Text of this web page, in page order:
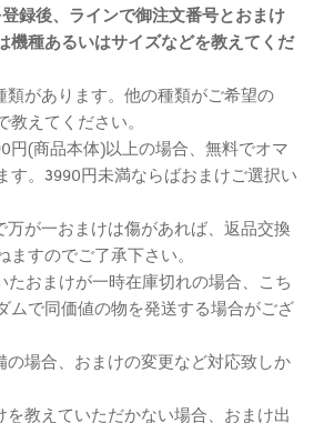
録後、ラインで御注文番号とおまけ
機種あるいはサイズなどを教えてくだ
類があります。他の種類がご希望の
えてください。
円(商品本体)以上の場合、無料でオマ
す。3990円未満ならばおまけご選択い
万が一おまけは傷があれば、返品交換
ますのでご了承下さい。
たおまけが一時在庫切れの場合、こち
ムで同価値の物を発送する場合がござ
の場合、おまけの変更など対応致しか
を教えていただかない場合、おまけ出